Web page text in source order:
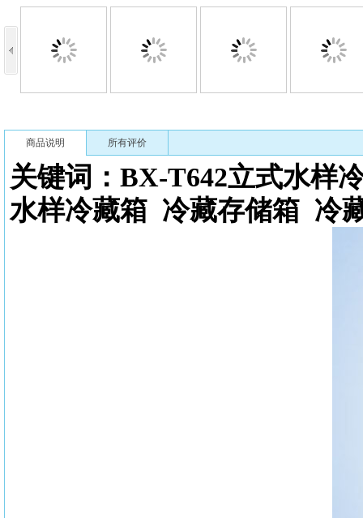
商品说明 所有评价
关键词：BX-T642立式水样
水样冷藏箱 冷藏存储箱 冷